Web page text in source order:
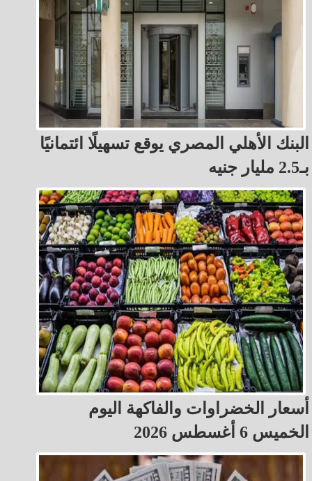
البنك الأهلي المصري يوقع تسهيلًا ائتمانيًا
بـ2.5 مليار جنيه
أسعار الخضراوات والفاكهة اليوم
الخميس 6 أغسطس 2026